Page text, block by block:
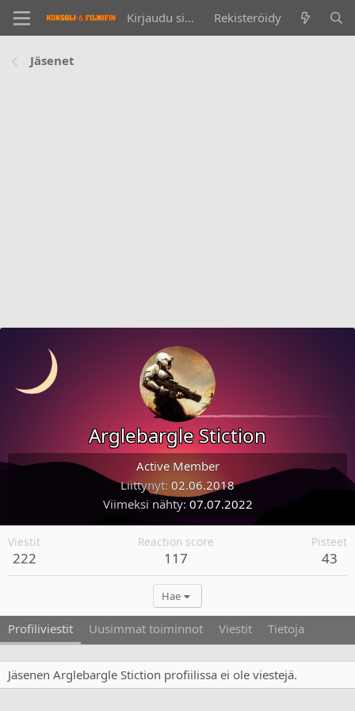
Kirjaudu sisään Rekisteröidy
Jäsenet
Arglebargle Stiction
Active Member
Liittynyt 02.06.2018
Viimeksi nähty 07.07.2022
Viestit
222
Reaction score
117
Pisteet
43
Hae
Profiliviestit Uusimmat toiminnot Viestit Tietoja
Jäsenen Arglebargle Stiction profiilissa ei ole viestejä.